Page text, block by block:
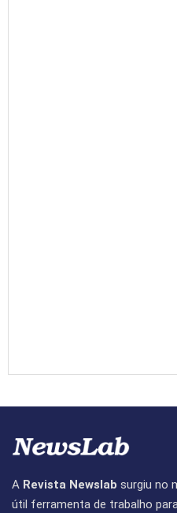
A Revista Newslab surgiu no
útil ferramenta de trabalho